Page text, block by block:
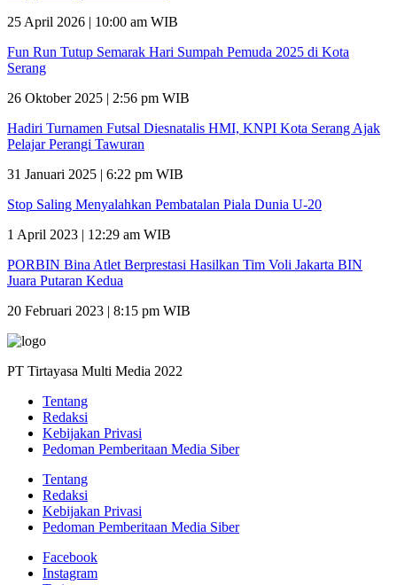
25 April 2026 | 10:00 am WIB
Fun Run Tutup Semarak Hari Sumpah Pemuda 2025 di Kota
Serang
26 Oktober 2025 | 2:56 pm WIB
Hadiri Turnamen Futsal Diesnatalis HMI, KNPI Kota Serang Ajak
Pelajar Perangi Tawuran
31 Januari 2025 | 6:22 pm WIB
Stop Saling Menyalahkan Pembatalan Piala Dunia U-20
1 April 2023 | 12:29 am WIB
PORBIN Bina Atlet Berprestasi Hasilkan Tim Voli Jakarta BIN
Juara Putaran Kedua
20 Februari 2023 | 8:15 pm WIB
PT Tirtayasa Multi Media 2022
Tentang
Redaksi
Kebijakan Privasi
Pedoman Pemberitaan Media Siber
Tentang
Redaksi
Kebijakan Privasi
Pedoman Pemberitaan Media Siber
Facebook
Instagram